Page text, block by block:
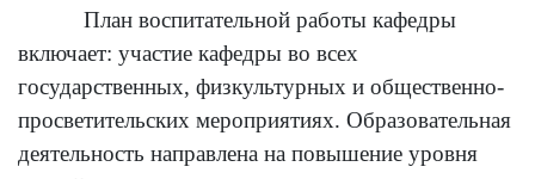
План воспитательной работы кафедры
включает: участие кафедры во всех
государственных, физкультурных и ​​общественно-
просветительских мероприятиях. Образовательная
деятельность направлена ​​на повышение уровня